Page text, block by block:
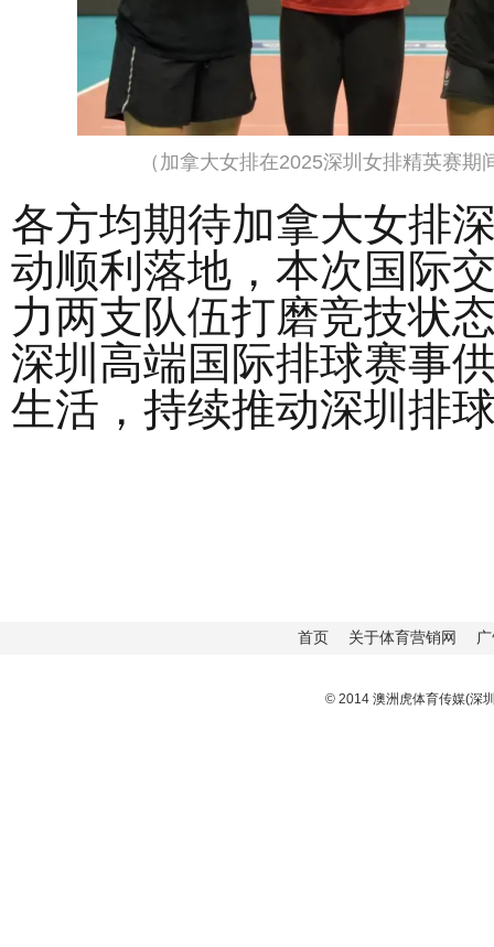
（加拿大女排在2025深圳女排精英赛
各方均期待加拿大女排
动顺利落地，本次国际
力两支队伍打磨竞技状
深圳高端国际排球赛事
生活，持续推动深圳排
首页 关于体育营销网
© 2014 澳洲虎体育传媒(深